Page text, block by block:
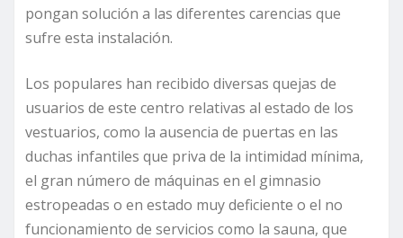
pongan solución a las diferentes carencias que
sufre esta instalación.
Los populares han recibido diversas quejas de
usuarios de este centro relativas al estado de los
vestuarios, como la ausencia de puertas en las
duchas infantiles que priva de la intimidad mínima,
el gran número de máquinas en el gimnasio
estropeadas o en estado muy deficiente o el no
funcionamiento de servicios como la sauna, que